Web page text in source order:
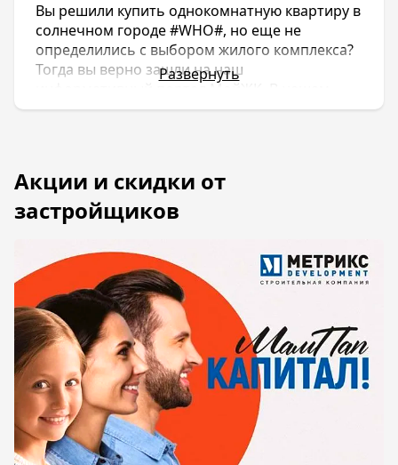
Вы решили купить однокомнатную квартиру в
солнечном городе #WHO#, но еще не
определились с выбором жилого комплекса?
Тогда вы верно зашли на наш
информативный портал МойЖК. В нашем
каталоге представлено множество вариантов
застройщиках, которые взводят тот или иной
жилой комплекс. Некоторые из них уже
успели хорошо зарекомендовать себя на
начинает этот нелегкий путь. На нашем сайте
также возможно изучить белые и черные
списки застройщиков, чтобы не попасться к
недобросовестным компаниям, которые
оставляют объекты без конкретного срока
сдачи объекта. В таких случаях дольщики
могут ждать свои квартиры годами.
Однушка будет отличным вариантом, если
вариант студии для вас маленький или
неудобный из-за своей планировки, а
двухкомнатная квартира слишком большая
Развернуть